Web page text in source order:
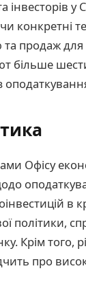
інвесторів
конкретні
продаж
більше
Офісу
в
політики,
Крім
про